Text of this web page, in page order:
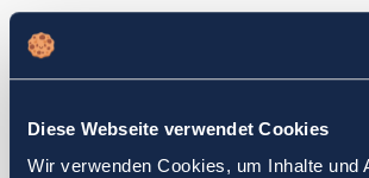
Diese Webseite verwendet Cookies
Wir verwenden Cookies, um Inhalte und